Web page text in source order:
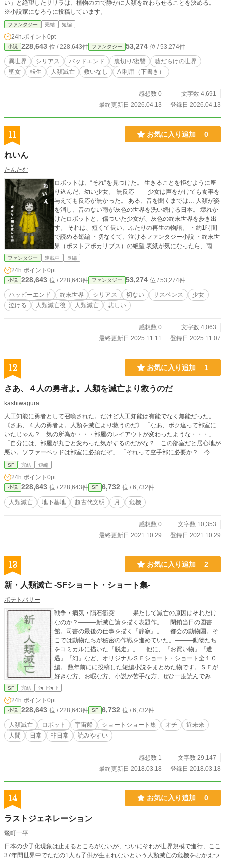
い」と絶望したサリラは、植物の力で静かに人類を終わらせることを決める。
※小説家になろうに投稿しています。
ファンタジー 完結 短編
24h.ポイント 0pt
小説 228,643 位 / 228,643件 ファンタジー 53,274 位 / 53,274件
異世界 シリアス バッドエンド 裏切り/復讐
嘘だらけの世界
聖女
転生 人類滅亡 救いなし AI利用（下書き）
感想数 0
文字数 4,691
最終更新日 2026.04.13
登録日 2026.04.13
11 お気に入り追加 0
れいん
たんたむ
ロボットは、“それ”を見つけた。 生きることを拒むように座
り込んだ、幼い少女。 無反応―― 少女は声をかけても食事を
与えても反応が無かった。 ある、音を聞くまでは… 人類が姿
を消し、音のない雨が灰色の世界を洗い続ける日本。 壊れか
けたロボットと、傷ついた少女が、灰色の終末世界を歩き出
す。 それは、短くて長い、ふたりの再生の物語。 ・約1時間
で読める短編 ・切なくて、泣けるファンタジー小説 ・終末世
界（ポストアポカリプス）の絶望 表紙が気になったら、雨の
世界を旅してみてください。
ファンタジー 連載中 長編
24h.ポイント 0pt
小説 228,643 位 / 228,643件 ファンタジー 53,274 位 / 53,274件
ハッピーエンド 終末世界 シリアス 切ない サスペンス
少女
泣ける
人類滅亡後 人類滅亡 悲しい
感想数 0
文字数 4,063
最終更新日 2025.11.11
登録日 2025.11.07
12 お気に入り追加 1
さあ、４人の勇者よ。人類を滅亡より救うのだ
kashiwagura
人工知能に勇者として召喚された。だけど人工知能は有能でなく無能だった。
《さあ、４人の勇者よ。人類を滅亡より救うのだ》 「なあ、ボク達って部室に
いたじゃん？ 気の所為か・・・部屋のレイアウトが変わったような・・・」
「自分には、部屋が丸ごと変わった気がするのだがな？ この部室だと居心地が
悪い。ソファーベッドは部室に必須だぞ」 「それって空手部に必要か？ 今
度、オレんちにあるビーズクッション持ってくっからよ、タクミ。それで我慢し
ろや・・・長さは２メートルぐらいあるぜ」 「おっ、それ良いじゃん、アラ
タ。ボクはそれで我慢するさ」 「ねぇー、気づいてるよね？ ホントは気づい
てて目を逸らしてるんだよね？ ここ部室じゃないよ」 「自分は斬新なアトラ
クションだと思うぞ」 「ダイキ、今回のは手が込んでんな。オレは好きだぜ、
こういうの」 「ボクだって嫌いじゃないけど・・・これは、どうやったってム
のだ》 「やっぱ、アトラクションだぞ？」 「それもヤバイ系だぜ」 「まあ、ア
トラクションならヤバイ系でも大丈夫かな？」 「もう、現実から目を逸らすの
敢えず、姿を顕してくれないかな？ それとさ・・・ボク達をどうやって、ここ
に連れてきたのか？ どうして連れてきたのか？ ここは何処なのか？ キリキ
私は人工知能のトゥルム。ここは月の地下である。そして諸君らは、人類を滅亡
より救う為に選ばれたのだ》
SF 完結 短編
24h.ポイント 0pt
小説 228,643 位 / 228,643件 SF 6,732 位 / 6,732件
人類滅亡 地下基地 超古代文明 月 危機
感想数 0
文字数 10,353
最終更新日 2021.10.29
登録日 2021.10.29
13 お気に入り追加 2
新・人類滅亡 -SFショート・ショート集-
ポテトバサー
戦争・病気・隕石衝突…… 果たして滅亡の原因はそれだけ
なのか？―――新滅亡論を描く表題作。 閉鎖当日の図書
館。司書の最後の仕事を描く『静寂』。 都会の動物園。そ
こでは動物たちが秘密の作戦を進めていた。―――動物たち
をコミカルに描いた『脱走』。 他に、『お買い物』『遭
遇』『幻』など、オリジナルＳＦショート・ショート全１０
編。 数年前にに投稿した短編小説をまとめた物です。ＳＦが
好きな方、お暇な方、小説が苦手な方、ぜひ一度読んでみて
ください。
SF 完結 ｼｮｰﾄｼｮｰﾄ
24h.ポイント 0pt
小説 228,643 位 / 228,643件 SF 6,732 位 / 6,732件
人類滅亡 ロボット 宇宙船 ショートショート集 オチ
近未来
人間
日常 非日常 読みやすい
感想数 1
文字数 29,147
最終更新日 2018.03.18
登録日 2018.03.18
14 お気に入り追加 0
ラストジェネレーション
鷺町一平
日本の少子化現象は止まるところがないが、ついにそれが世界規模で進行、ここ
37年間世界中でただの1人も子供が生まれないという人類滅亡の危機をむかえつ